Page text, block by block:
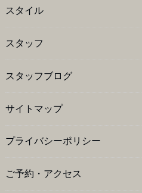
スタイル
スタッフ
スタッフブログ
サイトマップ
プライバシーポリシー
ご予約・アクセス